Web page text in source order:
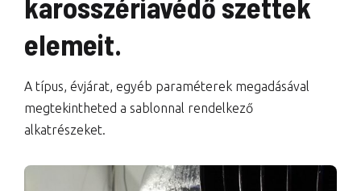
elemeit.
A típus, évjárat, egyéb paraméterek megadásával
megtekintheted a sablonnal rendelkező
alkatrészeket.